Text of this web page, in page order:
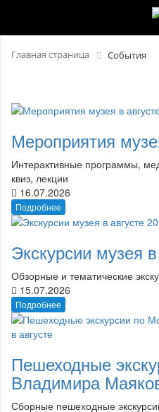
Главная страница События
Мероприятия
Интерактивные программы,
квиз, лекции
16.07.2026
Подробнее
Экскурсии музея
Обзорные и тематические
15.07.2026
Подробнее
Пешеходные
Владимира
Сборные пешеходные